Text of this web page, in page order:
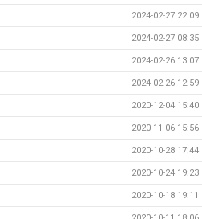
2024-02-27 22:09
2024-02-27 08:35
2024-02-26 13:07
2024-02-26 12:59
2020-12-04 15:40
2020-11-06 15:56
2020-10-28 17:44
2020-10-24 19:23
2020-10-18 19:11